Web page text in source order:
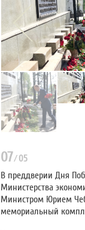
07/05
В преддверии Дня
Министерства
Министром Юрием
мемориальный